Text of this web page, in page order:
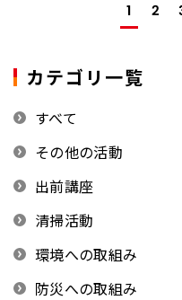
1 2
カテゴリ一覧
すべて
その他の活動
出前講座
清掃活動
環境への取組み
防災への取組み